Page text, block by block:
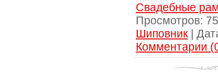
Свадебные
Просмотров:
Шиповник |
Комментарии